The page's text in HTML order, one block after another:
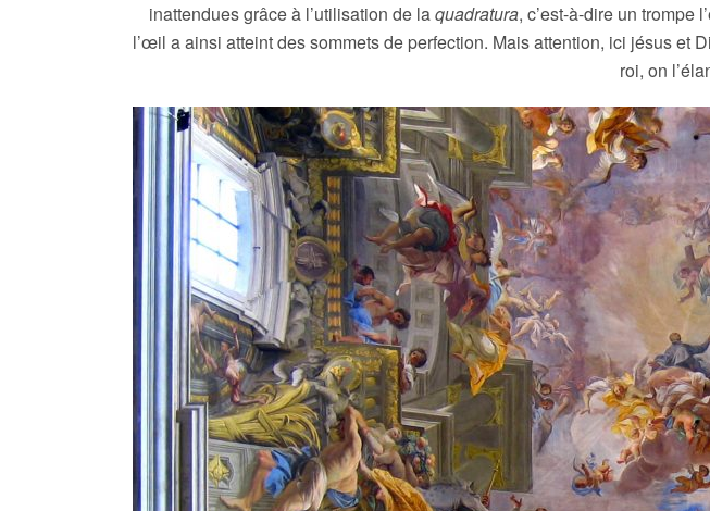
inattendues grâce à l’utilisation de laquadratura, c’est-à-dire un trompe
l’œil a ainsi atteint des sommets de perfection. Mais attention, ici jésus et
roi, on